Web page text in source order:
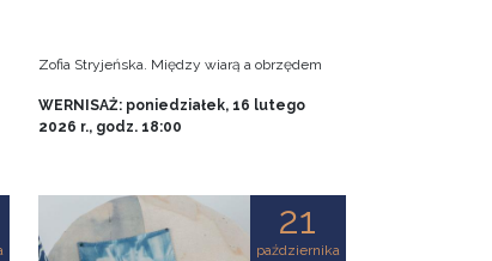
Zofia Stryjeńska. Między wiarą a obrzędem
WERNISAŻ: poniedziałek, 16 lutego
2026 r., godz. 18:00
21
października